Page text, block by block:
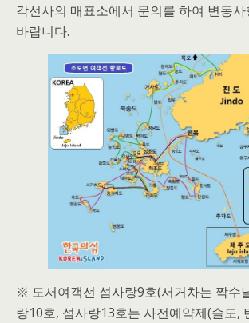
각선사의 매표소에서 문의를 하여 변동
바랍니다.
※ 도서여객선 섬사랑9호(서거차는 짝수
랑10호, 섬사랑13호는 사전예약제(슬도,